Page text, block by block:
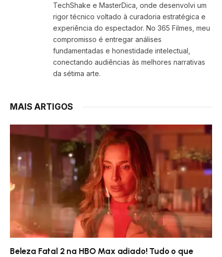
TechShake e MasterDica, onde desenvolvi um
rigor técnico voltado à curadoria estratégica e
experiência do espectador. No 365 Filmes, meu
compromisso é entregar análises
fundamentadas e honestidade intelectual,
conectando audiências às melhores narrativas
da sétima arte.
MAIS ARTIGOS
Beleza Fatal 2 na HBO Max adiado! Tudo o que